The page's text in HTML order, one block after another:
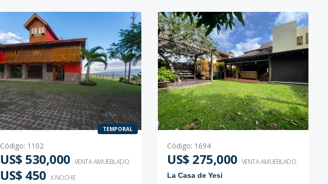
TEMPORAL
Código: 1102
US$ 530,000 VENTA AMUEBLADO
US$ 450 X NOCHE
Código: 1694
US$ 275,000 VENTA AMUEBLADO
La Casa de Yesi